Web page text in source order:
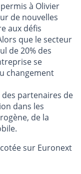
à Olivier
de nouvelles
aux défis
que le secteur
de 20% des
se
changement
partenaires de
dans les
de la
sur Euronext